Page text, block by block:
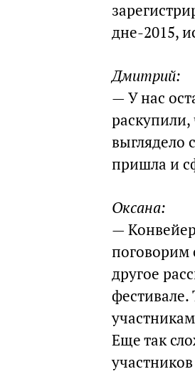
дне-2015,
Дмитрий:
— У нас
раскупили,
выглядело
пришла и
Оксана:
—
поговорим
другое
фестивале.
Еще так